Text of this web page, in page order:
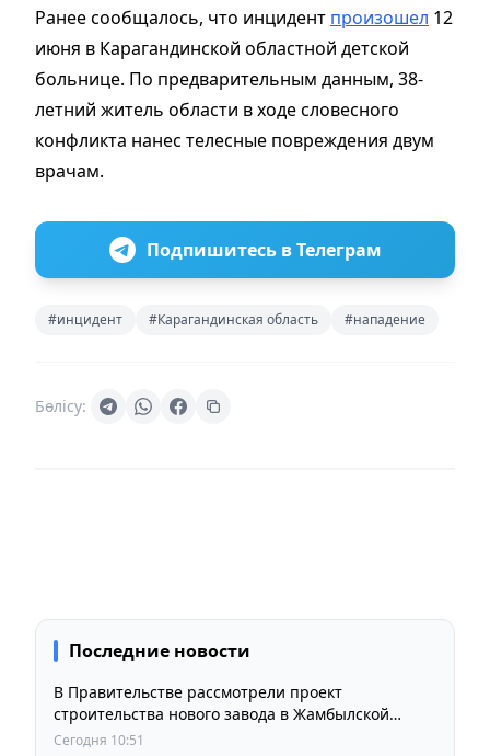
Ранее сообщалось, что инцидент произошел 12
июня в Карагандинской областной детской
больнице. По предварительным данным, 38-
летний житель области в ходе словесного
конфликта нанес телесные повреждения двум
врачам.
Подпишитесь в Телеграм
#инцидент #Карагандинская область #нападение
Бөлісу:
Последние новости
В Правительстве рассмотрели проект
строительства нового завода в Жамбылской
области
Сегодня 10:51